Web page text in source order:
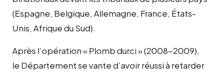
(Espagne, Belgique, Allemagne, France, États-
Unis, Afrique du Sud).
Après l’opération « Plomb durci » (2008-2009),
le Département se vante d’avoir réussi à retarder